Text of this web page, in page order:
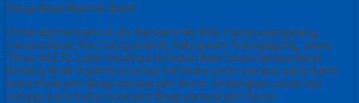
Harga Meja Marmer Bulat
Untuk alamat kami di Jln. Kanigoro No.40A, Campurjanggrang,
Campurdarat, Kec.Campurdarat, Kabupaten Tulungagung, Jawa
Timur 66272. Lebih tepatnya di Depan Bale Desa Campurdarat.
Bintang Antik Sejahtera setiap hari buka senin sampai sabtu kami
buka mulai jam 8pagi sampai jam 4sore. Sedangkan untuk hari
minggu kami buka mulai jam 8pagi sampai jam 3sore.